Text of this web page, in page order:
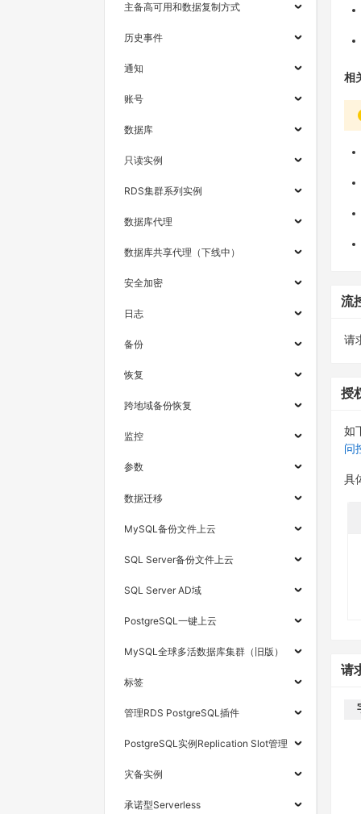
主备高可用和数据复制方式
历史事件
通知
账号
数据库
只读实例
RDS集群系列实例
数据库代理
数据库共享代理（下线中）
安全加密
日志
备份
恢复
跨地域备份恢复
监控
参数
数据迁移
MySQL备份文件上云
SQL Server备份文件上云
SQL Server AD域
PostgreSQL一键上云
MySQL全球多活数据库集群（旧版）
标签
管理RDS PostgreSQL插件
PostgreSQL实例Replication Slot管理
灾备实例
承诺型Serverless
相
流
请
授
如
问
具
请